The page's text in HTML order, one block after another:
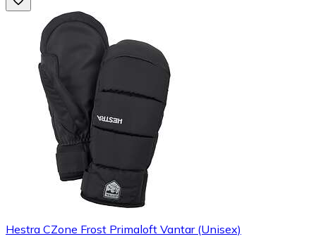
Hestra CZone Frost Primaloft Vantar (Unisex)